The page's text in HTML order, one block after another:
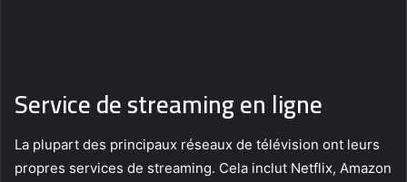
Service de streaming en ligne
La plupart des principaux réseaux de télévision ont leurs
propres services de streaming. Cela inclut Netflix, Amazon